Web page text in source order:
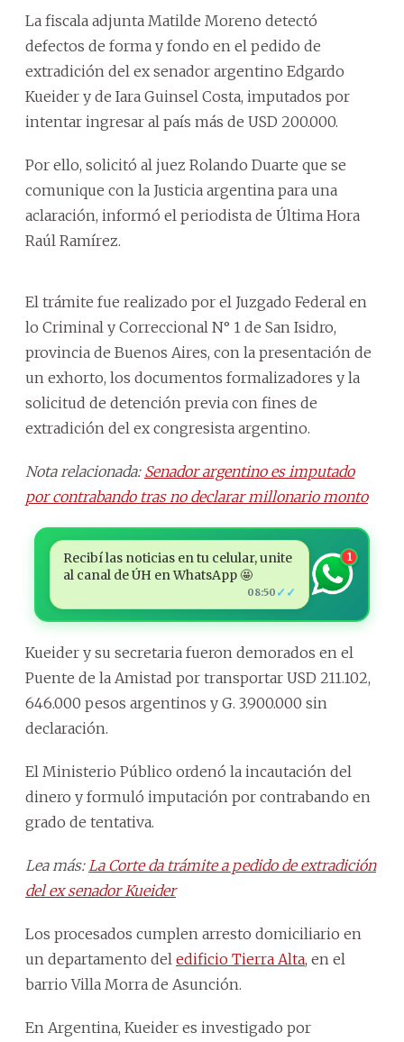
La fiscala adjunta Matilde Moreno detectó
defectos de forma y fondo en el pedido de
extradición del ex senador argentino Edgardo
Kueider y de Iara Guinsel Costa, imputados por
intentar ingresar al país más de USD 200.000.
Por ello, solicitó al juez Rolando Duarte que se
comunique con la Justicia argentina para una
aclaración, informó el periodista de Última Hora
Raúl Ramírez.
El trámite fue realizado por el Juzgado Federal en
lo Criminal y Correccional N° 1 de San Isidro,
provincia de Buenos Aires, con la presentación de
un exhorto, los documentos formalizadores y la
solicitud de detención previa con fines de
extradición del ex congresista argentino.
Nota relacionada: Senador argentino es imputado
por contrabando tras no declarar millonario monto
Recibí las noticias en tu celular, unite
al canal de ÚH en WhatsApp 🤩
08:50 ✓✓
1
Kueider y su secretaria fueron demorados en el
Puente de la Amistad por transportar USD 211.102,
646.000 pesos argentinos y G. 3.900.000 sin
declaración.
El Ministerio Público ordenó la incautación del
dinero y formuló imputación por contrabando en
grado de tentativa.
Lea más: La Corte da trámite a pedido de extradición
del ex senador Kueider
Los procesados cumplen arresto domiciliario en
un departamento del edificio Tierra Alta, en el
barrio Villa Morra de Asunción.
En Argentina, Kueider es investigado por